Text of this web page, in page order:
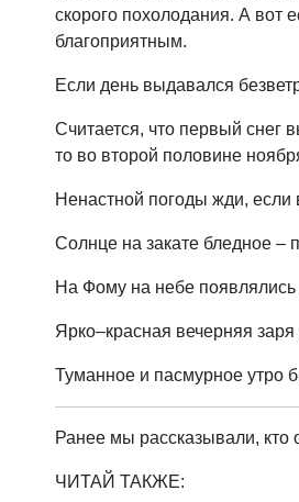
скорого похолодания. А вот
благоприятным.
Если день выдавался
Считается, что первый снег
то во второй половине
Ненастной погоды жди, если
Солнце на закате бледное –
На Фому на небе появлялись
Ярко–красная вечерняя
Туманное и пасмурное утро
Ранее мы рассказывали, кто
ЧИТАЙ ТАКЖЕ: